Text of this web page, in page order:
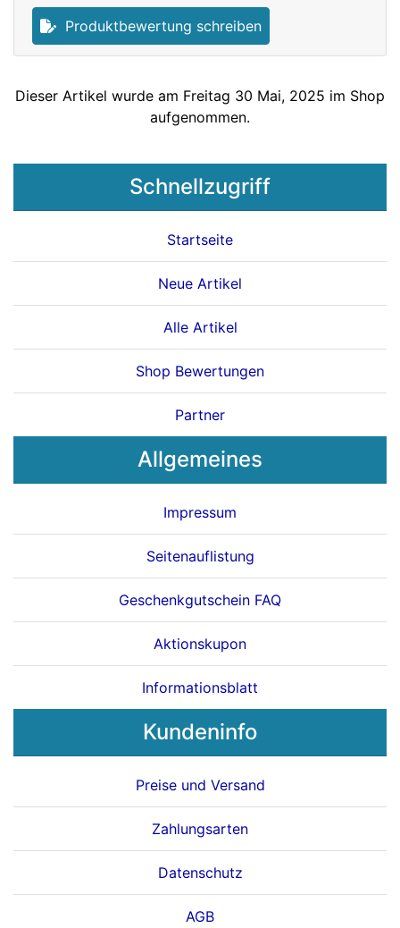
Produktbewertung schreiben
Dieser Artikel wurde am Freitag 30 Mai, 2025 im Shop
aufgenommen.
Schnellzugriff
Startseite
Neue Artikel
Alle Artikel
Shop Bewertungen
Partner
Allgemeines
Impressum
Seitenauflistung
Geschenkgutschein FAQ
Aktionskupon
Informationsblatt
Kundeninfo
Preise und Versand
Zahlungsarten
Datenschutz
AGB